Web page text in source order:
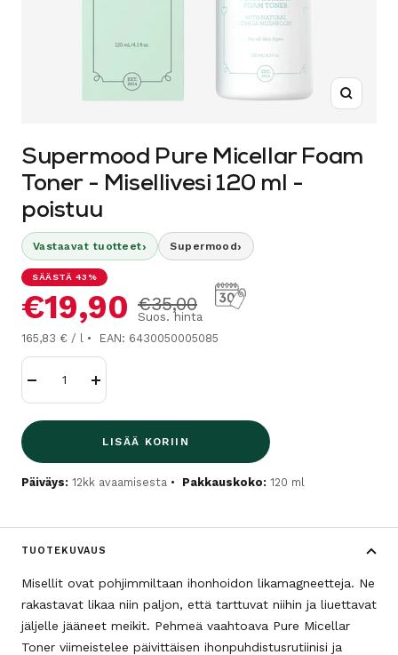
Supermood Pure Micellar Foam
Toner - Misellivesi 120 ml -
poistuu
Vastaavat tuotteet› Supermood›
SÄÄSTÄ 43%
Alennushinta
€19,90 Normaalihinta
€35,00
Suos. hinta
165,83 € / l EAN: 6430050005085
Lisää
LISÄÄ KORIIN
Päiväys: 12kk avaamisesta Pakkauskoko: 120 ml
TUOTEKUVAUS
Misellit ovat pohjimmiltaan ihonhoidon likamagneetteja. Ne
rakastavat likaa niin paljon, että tarttuvat niihin ja liuettavat
jäljelle jääneet meikit. Pehmeä vaahtoava Pure Micellar
Toner viimeistelee päivittäisen ihonpuhdistusrutiinisi ja